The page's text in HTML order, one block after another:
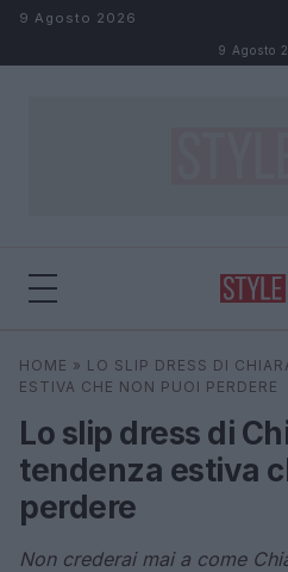
Salta al contenuto
9 Agosto 2026
9 Agosto
Cerca
HOME » LO SLIP DRESS DI
ESTIVA CHE NON PUOI PERDERE
Lo slip dress di
tendenza estiva
perdere
Non crederai mai a come